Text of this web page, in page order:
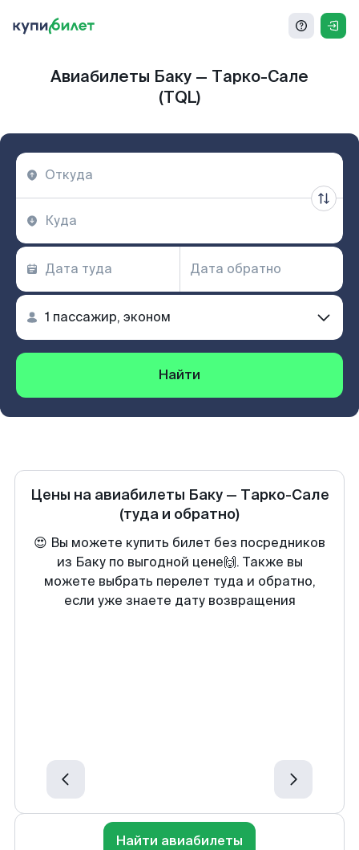
Авиабилеты Баку — Тарко-Сале
(TQL)
Найти
Цены на авиабилеты Баку— Тарко-Сале
(туда и обратно)
😍 Вы можете купить билет без посредников
из Баку по выгодной цене🙌. Также вы
можете выбрать перелет туда и обратно,
если уже знаете дату возвращения
Найти авиабилеты